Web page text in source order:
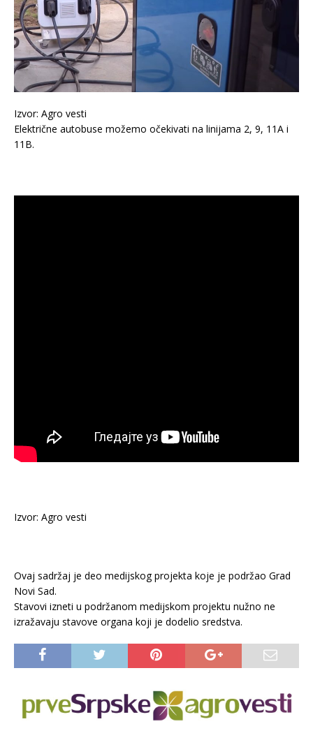
Izvor: Agro vesti
Električne autobuse možemo očekivati na linijama 2, 9, 11A i
11B.
Izvor: Agro vesti
Ovaj sadržaj je deo medijskog projekta koje je podržao Grad
Novi Sad.
Stavovi izneti u podržanom medijskom projektu nužno ne
izražavaju stavove organa koji je dodelio sredstva.